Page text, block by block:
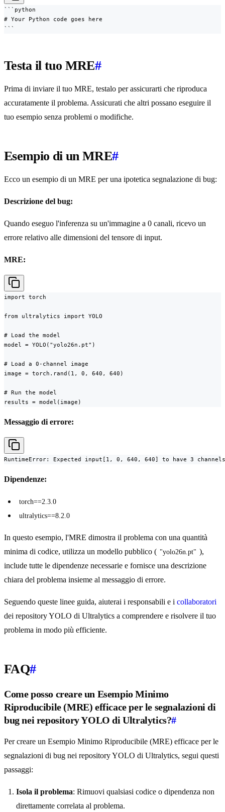
```python
# Your Python code goes here
```
Testa il tuo MRE#
Prima di inviare il tuo MRE, testalo per assicurarti che riproduca
accuratamente il problema. Assicurati che altri possano eseguire il
tuo esempio senza problemi o modifiche.
Esempio di un MRE#
Ecco un esempio di un MRE per una ipotetica segnalazione di bug:
Descrizione del bug:
Quando eseguo l'inferenza su un'immagine a 0 canali, ricevo un
errore relativo alle dimensioni del tensore di input.
MRE:
import torch
from ultralytics import YOLO
# Load the model
model = YOLO("yolo26n.pt")
# Load a 0-channel image
image = torch.rand(1, 0, 640, 640)
# Run the model
results = model(image)
Messaggio di errore:
RuntimeError: Expected input[1, 0, 640, 640] to have 3
Dipendenze:
torch==2.3.0
ultralytics==8.2.0
In questo esempio, l'MRE dimostra il problema con una quantità
minima di codice, utilizza un modello pubblico ( "yolo26n.pt" ),
include tutte le dipendenze necessarie e fornisce una descrizione
chiara del problema insieme al messaggio di errore.
Seguendo queste linee guida, aiuterai i responsabili e i collaboratori
dei repository YOLO di Ultralytics a comprendere e risolvere il tuo
problema in modo più efficiente.
FAQ#
Come posso creare un Esempio Minimo
Riproducibile (MRE) efficace per le segnalazioni di
bug nei repository YOLO di Ultralytics?#
Per creare un Esempio Minimo Riproducibile (MRE) efficace per le
segnalazioni di bug nei repository YOLO di Ultralytics, segui questi
passaggi:
Isola il problema: Rimuovi qualsiasi codice o dipendenza non
direttamente correlata al problema.